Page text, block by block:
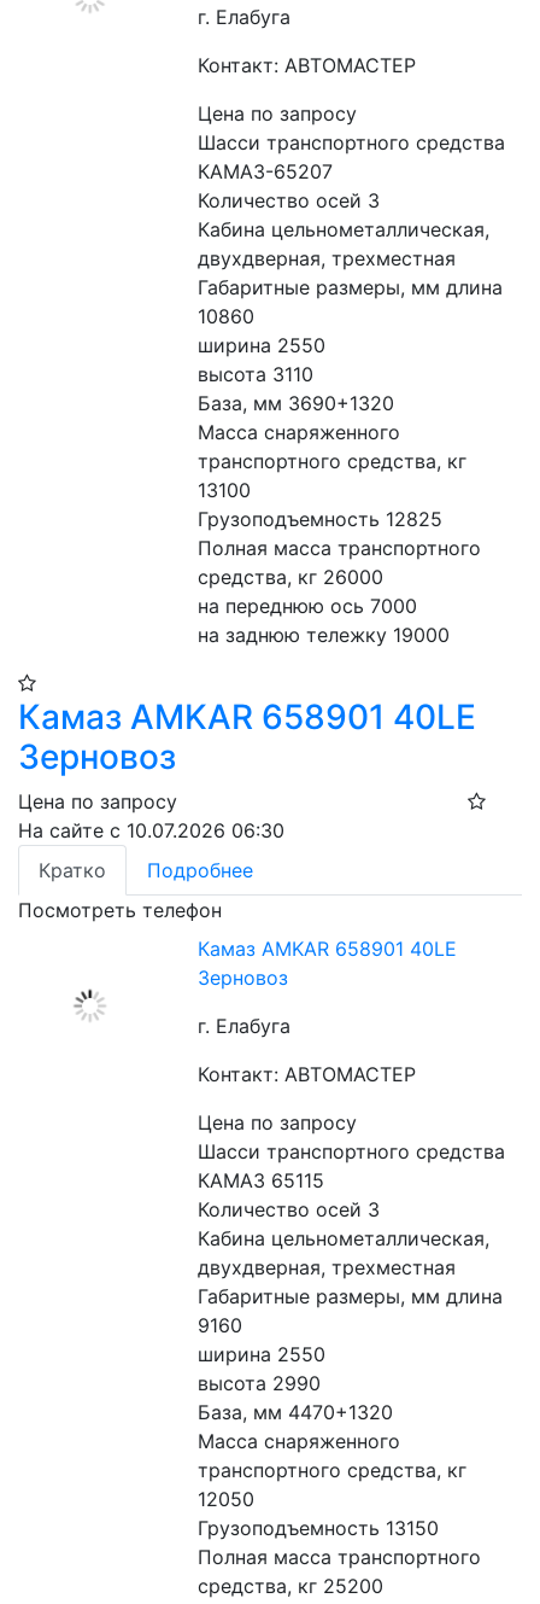
г. Елабуга
Контакт: АВТОМАСТЕР
Цена по запросу
Шасси транспортного средства
КАМАЗ-65207
Количество осей 3
Кабина цельнометаллическая,
двухдверная, трехместная
Габаритные размеры, мм длина
10860
ширина 2550
высота 3110
База, мм 3690+1320
Масса снаряженного
транспортного средства, кг
13100
Грузоподъемность 12825
Полная масса транспортного
средства, кг 26000
на переднюю ось 7000
на заднюю тележку 19000
Камаз AMKAR 658901 40LE
Зерновоз
Цена по запросу
На сайте с 10.07.2026 06:30
Кратко
Подробнее
Посмотреть телефон
Камаз AMKAR 658901 40LE
Зерновоз
г. Елабуга
Контакт: АВТОМАСТЕР
Цена по запросу
Шасси транспортного средства
КАМАЗ 65115
Количество осей 3
Кабина цельнометаллическая,
двухдверная, трехместная
Габаритные размеры, мм длина
9160
ширина 2550
высота 2990
База, мм 4470+1320
Масса снаряженного
транспортного средства, кг
12050
Грузоподъемность 13150
Полная масса транспортного
средства, кг 25200